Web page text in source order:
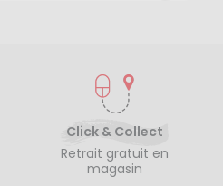
Click & Collect
Retrait gratuit en
magasin